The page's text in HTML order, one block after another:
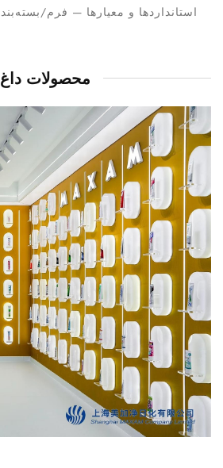
استانداردها و معیارها — فرم/
محصولات داغ